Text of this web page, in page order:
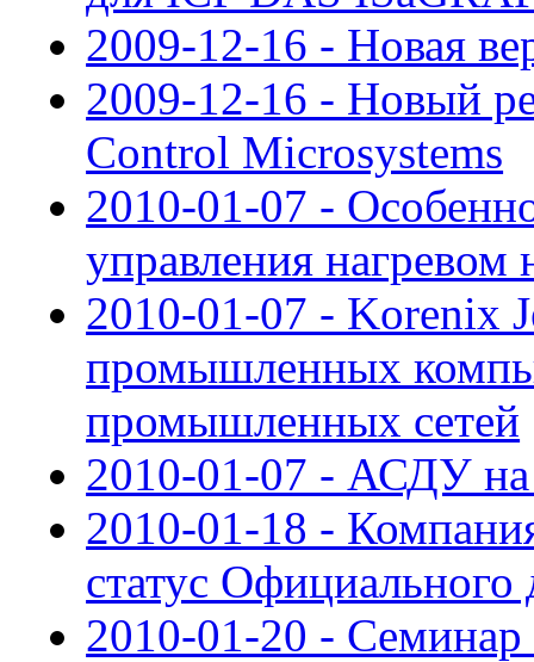
2009-12-16 - Новая
2009-12-16 - Новый
Control Microsystems
2010-01-07 -
управления
2010-01-07 - Korenix
промышленных
промышленных сетей
2010-01-07 - АСДУ на
2010-01-18 -
статус
2010-01-20 -